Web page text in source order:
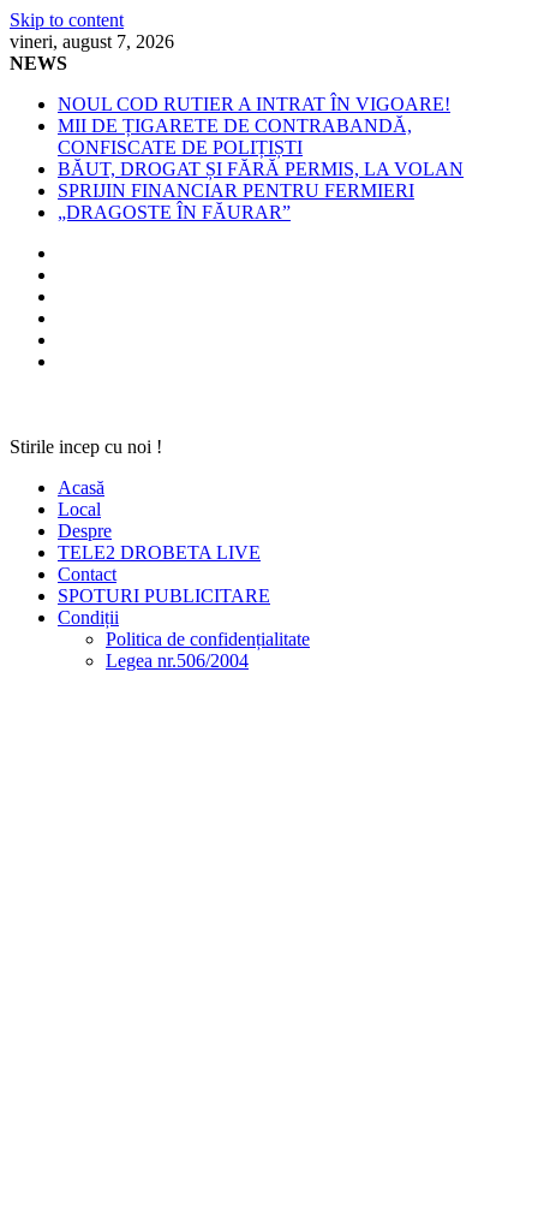
Skip to content
vineri, august 7, 2026
NEWS
NOUL COD RUTIER A INTRAT ÎN VIGOARE!
MII DE ȚIGARETE DE CONTRABANDĂ,
CONFISCATE DE POLIȚIȘTI
BĂUT, DROGAT ȘI FĂRĂ PERMIS, LA VOLAN
SPRIJIN FINANCIAR PENTRU FERMIERI
„DRAGOSTE ÎN FĂURAR”
Stirile incep cu noi !
Acasă
Local
Despre
TELE2 DROBETA LIVE
Contact
SPOTURI PUBLICITARE
Condiții
Politica de confidențialitate
Legea nr.506/2004